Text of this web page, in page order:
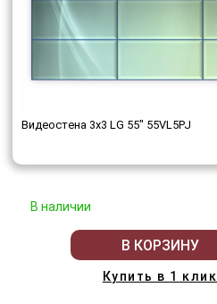
Видеостена 3x3 LG 55" 55VL5PJ
В наличии
В КОРЗИНУ
Купить в 1 клик